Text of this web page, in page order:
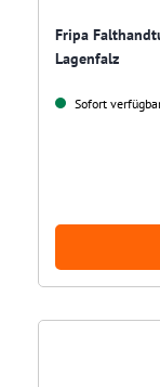
Fripa
Lagenfalz
Sofort